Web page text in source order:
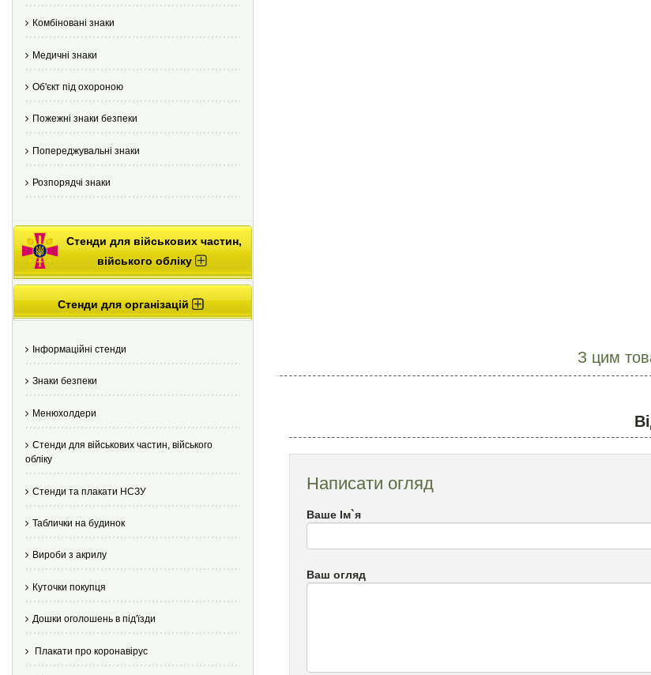
Комбіновані знаки
Медичні знаки
Об'єкт під охороною
Пожежні знаки безпеки
Попереджувальні знаки
Розпорядчі знаки
Стенди для військових частин,
війського обліку
Стенди для організацій
Інформаційні стенди
Знаки безпеки
Менюхолдери
Стенди для військових частин, війського
обліку
Стенди та плакати НСЗУ
Таблички на будинок
Вироби з акрилу
Куточки покупця
Дошки оголошень в під'їзди
Плакати про коронавірус
З цим
Написати огляд
Ваше Ім`я
Ваш огляд